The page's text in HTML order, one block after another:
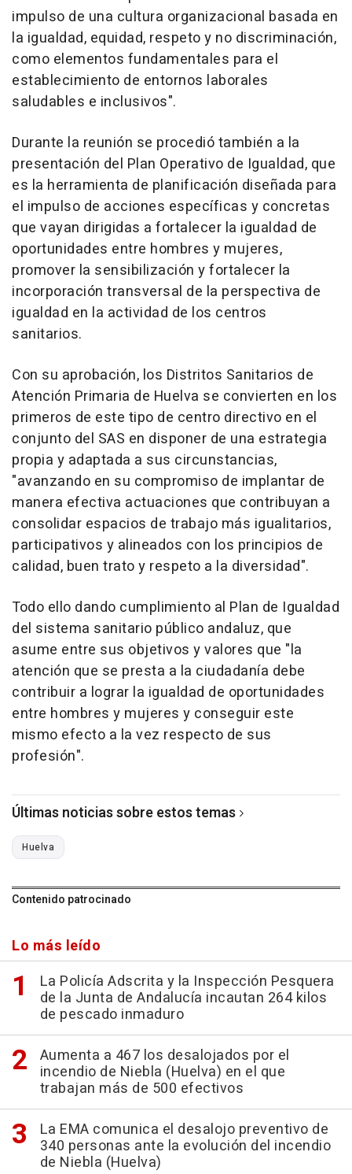
impulso de una cultura organizacional basada en
la igualdad, equidad, respeto y no discriminación,
como elementos fundamentales para el
establecimiento de entornos laborales
saludables e inclusivos".
Durante la reunión se procedió también a la
presentación del Plan Operativo de Igualdad, que
es la herramienta de planificación diseñada para
el impulso de acciones específicas y concretas
que vayan dirigidas a fortalecer la igualdad de
oportunidades entre hombres y mujeres,
promover la sensibilización y fortalecer la
incorporación transversal de la perspectiva de
igualdad en la actividad de los centros
sanitarios.
Con su aprobación, los Distritos Sanitarios de
Atención Primaria de Huelva se convierten en los
primeros de este tipo de centro directivo en el
conjunto del SAS en disponer de una estrategia
propia y adaptada a sus circunstancias,
"avanzando en su compromiso de implantar de
manera efectiva actuaciones que contribuyan a
consolidar espacios de trabajo más igualitarios,
participativos y alineados con los principios de
calidad, buen trato y respeto a la diversidad".
Todo ello dando cumplimiento al Plan de Igualdad
del sistema sanitario público andaluz, que
asume entre sus objetivos y valores que "la
atención que se presta a la ciudadanía debe
contribuir a lograr la igualdad de oportunidades
entre hombres y mujeres y conseguir este
mismo efecto a la vez respecto de sus
profesión".
Últimas noticias sobre estos temas
Huelva
Contenido patrocinado
Lo más leído
La Policía Adscrita y la Inspección Pesquera
de la Junta de Andalucía incautan 264 kilos
de pescado inmaduro
Aumenta a 467 los desalojados por el
incendio de Niebla (Huelva) en el que
trabajan más de 500 efectivos
La EMA comunica el desalojo preventivo de
340 personas ante la evolución del incendio
de Niebla (Huelva)